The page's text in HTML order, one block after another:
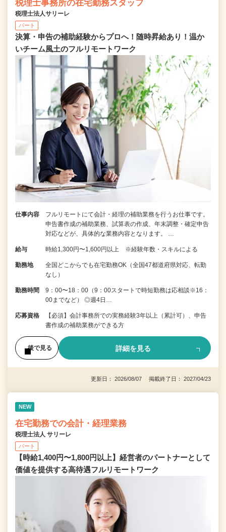
税理士事務所の在宅勤務スタッフ
税理士法人サリーレ
パート
決算・申告の補助経験からプロへ！随時昇給あり！温か
いチーム⾵⼟のフルリモートワーク
仕事内容
フルリモートにて会計・経理の補助業務を行うお仕事です。
申告書作成の補助業務、試算表の作成、年末調整・確定申告
対応などが、具体的な業務内容となります。 …
給与 時給1,300円〜1,600円以上 ※経験年数・スキルによる
勤務地
全国どこからでも在宅勤務OK（全国47都道府県対応、転勤
なし）
勤務時間
9：00〜18：00（9：00スタートで時短勤務は応相談※16：
00までなど） ◎週4日…
応募資格
【必須】会計事務所での実務経験3年以上（累計可）、申告
書作成の補助業務ができる方
後で見る 詳細を見る
更新日： 2026/08/07 掲載終了日： 2027/04/23
NEW
在宅勤務での会計・経理業務
税理士法人 サリーレ
パート
【時給1,400円〜1,800円以上】経営者のパートナーとして
価値を提供する⾼待遇フルリモートワーク